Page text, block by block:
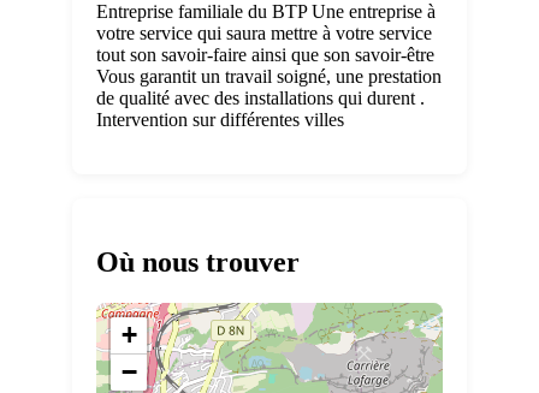
Entreprise familiale du BTP Une entreprise à
votre service qui saura mettre à votre service
tout son savoir-faire ainsi que son savoir-être
Vous garantit un travail soigné, une prestation
de qualité avec des installations qui durent .
Intervention sur différentes villes
Où nous trouver
+
−